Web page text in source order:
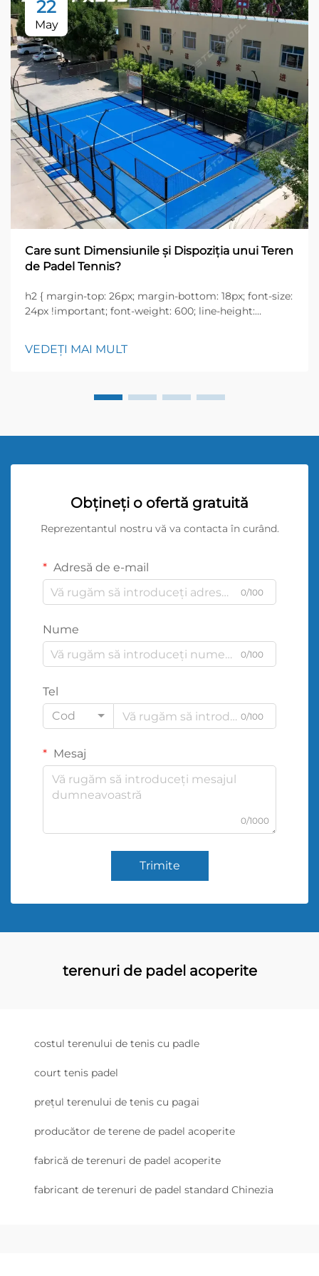
22
May
Care sunt Dimensiunile și Dispoziția unui Teren
de Padel Tennis?
h2 { margin-top: 26px; margin-bottom: 18px; font-size:
24px !important; font-weight: 600; line-height:
height: ...}
VEDEȚI MAI MULT
Obțineți o ofertă gratuită
Reprezentantul nostru vă va contacta în curând.
Adresă de e-mail
0/100
Nume
0/100
Tel
Cod
0/100
Mesaj
0/1000
Trimite
terenuri de padel acoperite
costul terenului de tenis cu padle
court tenis padel
prețul terenului de tenis cu pagai
producător de terene de padel acoperite
fabrică de terenuri de padel acoperite
fabricant de terenuri de padel standard Chinezia